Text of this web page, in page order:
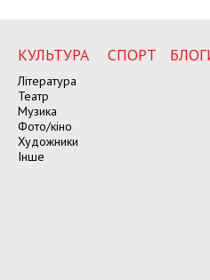
КУЛЬТУРА
Література
Театр
Музика
Фото/кіно
Художники
Інше
СПОРТ